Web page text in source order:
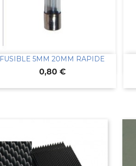
FUSIBLE 5MM 20MM RAPIDE
Prix
0,80 €
Aperçu rapide